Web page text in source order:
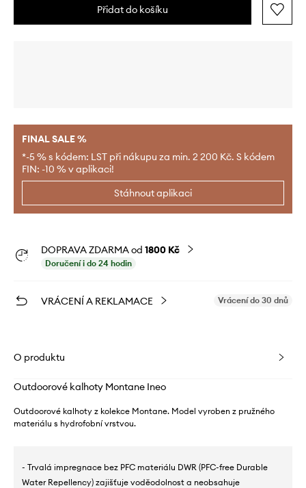
Přidat do košíku
FINAL SALE %
*-5 % s kódem: LST při nákupu za min. 2 200 Kč. S kódem
FIN: -10 % v aplikaci!
Stáhnout aplikaci
DOPRAVA ZDARMA od 1800 Kč
Doručení i do 24 hodin
VRÁCENÍ A REKLAMACE Vrácení do 30 dnů
O produktu
Outdoorové kalhoty Montane Ineo
Outdoorové kalhoty z kolekce Montane. Model vyroben z pružného
materiálu s hydrofobní vrstvou.
- Trvalá impregnace bez PFC materiálu DWR (PFC-free Durable
Water Repellency) zajišťuje voděodolnost a neobsahuje